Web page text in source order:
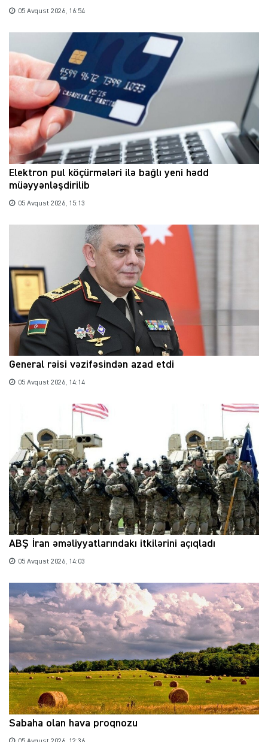
05 Avqust 2026, 16:54
Elektron pul köçürmələri ilə bağlı yeni hədd
müəyyənləşdirilib
05 Avqust 2026, 15:13
General rəisi vəzifəsindən azad etdi
05 Avqust 2026, 14:14
ABŞ İran əməliyyatlarındakı itkilərini açıqladı
05 Avqust 2026, 14:03
Sabaha olan hava proqnozu